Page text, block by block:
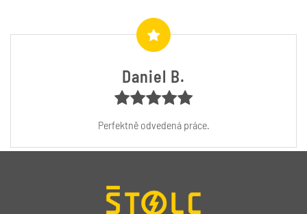
Daniel B.
Perfektně odvedená práce.